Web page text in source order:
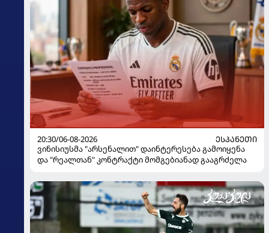
20:30/06-08-2026
ᲔᲡᲞᲐᲜᲔᲗᲘ
ვინისიუსმა "არსენალით" დაინტერესება გამოიყენა
და "რეალთან" კონტრაქტი მომგებიანად გააგრძელა